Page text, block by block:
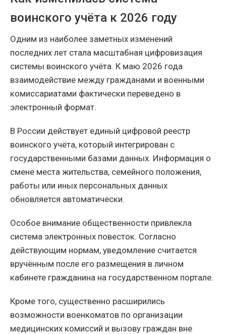
воинского учёта к 2026 году
Одним из наиболее заметных изменений
последних лет стала масштабная цифровизация
системы воинского учёта. К маю 2026 года
взаимодействие между гражданами и военными
комиссариатами фактически переведено в
электронный формат.
В России действует единый цифровой реестр
воинского учёта, который интегрирован с
государственными базами данных. Информация о
смене места жительства, семейного положения,
работы или иных персональных данных
обновляется автоматически.
Особое внимание общественности привлекла
система электронных повесток. Согласно
действующим нормам, уведомление считается
вручённым после его размещения в личном
кабинете гражданина на государственном портале.
Кроме того, существенно расширились
возможности военкоматов по организации
медицинских комиссий и вызову граждан вне